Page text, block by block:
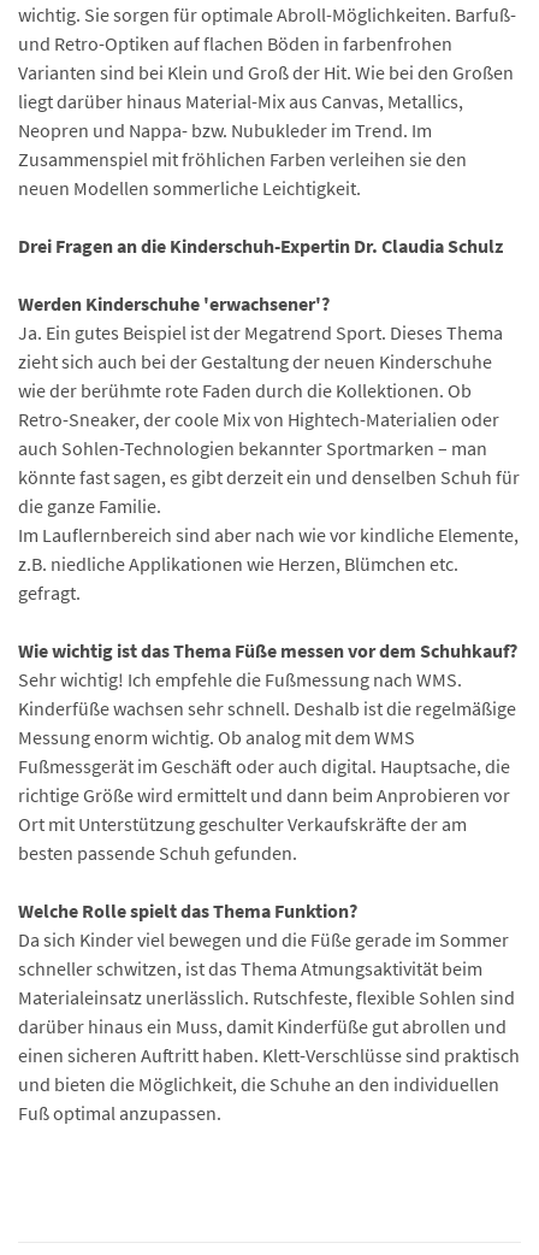
wichtig. Sie sorgen für optimale Abroll-Möglichkeiten. Barfuß-
und Retro-Optiken auf flachen Böden in farbenfrohen
Varianten sind bei Klein und Groß der Hit. Wie bei den Großen
liegt darüber hinaus Material-Mix aus Canvas, Metallics,
Neopren und Nappa- bzw. Nubukleder im Trend. Im
Zusammenspiel mit fröhlichen Farben verleihen sie den
neuen Modellen sommerliche Leichtigkeit.
Drei Fragen an die Kinderschuh-Expertin Dr. Claudia Schulz
Werden Kinderschuhe 'erwachsener'?
Ja. Ein gutes Beispiel ist der Megatrend Sport. Dieses Thema
zieht sich auch bei der Gestaltung der neuen Kinderschuhe
wie der berühmte rote Faden durch die Kollektionen. Ob
Retro-Sneaker, der coole Mix von Hightech-Materialien oder
auch Sohlen-Technologien bekannter Sportmarken – man
könnte fast sagen, es gibt derzeit ein und denselben Schuh für
die ganze Familie.
Im Lauflernbereich sind aber nach wie vor kindliche Elemente,
z.B. niedliche Applikationen wie Herzen, Blümchen etc.
gefragt.
Wie wichtig ist das Thema Füße messen vor dem Schuhkauf?
Sehr wichtig! Ich empfehle die Fußmessung nach WMS.
Kinderfüße wachsen sehr schnell. Deshalb ist die regelmäßige
Messung enorm wichtig. Ob analog mit dem WMS
Fußmessgerät im Geschäft oder auch digital. Hauptsache, die
richtige Größe wird ermittelt und dann beim Anprobieren vor
Ort mit Unterstützung geschulter Verkaufskräfte der am
besten passende Schuh gefunden.
Welche Rolle spielt das Thema Funktion?
Da sich Kinder viel bewegen und die Füße gerade im Sommer
schneller schwitzen, ist das Thema Atmungsaktivität beim
Materialeinsatz unerlässlich. Rutschfeste, flexible Sohlen sind
darüber hinaus ein Muss, damit Kinderfüße gut abrollen und
einen sicheren Auftritt haben. Klett-Verschlüsse sind praktisch
und bieten die Möglichkeit, die Schuhe an den individuellen
Fuß optimal anzupassen.